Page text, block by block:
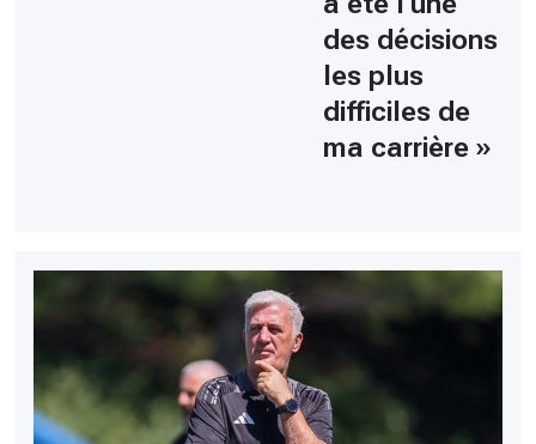
des décisions
les plus
difficiles de
ma carrière »